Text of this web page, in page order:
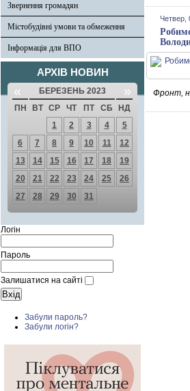
Звернення громадян
Містобудівні умови та обмеження
Інформація для ВПО
АРХІВ НОВИН
« БЕРЕЗЕНЬ 2023 »
ПН ВТ СР ЧТ ПТ СБ
НД
1
2 3 4
5
6
7 8 9 10 11
12
13
14 15 16 17 18
19
20
21 22 23 24 25
26
27
28 29 30 31
Логін
Пароль
Залишатися на сайті
Забули пароль?
Забули логін?
Четвер,
Фронт,